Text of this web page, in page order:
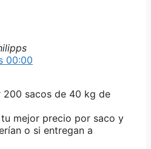
00:00
200 sacos de 40 kg de
mejor precio por saco y
o si entregan a